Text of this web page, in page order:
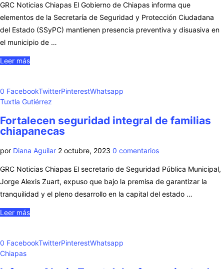
GRC Noticias Chiapas El Gobierno de Chiapas informa que
elementos de la Secretaría de Seguridad y Protección Ciudadana
del Estado (SSyPC) mantienen presencia preventiva y disuasiva en
el municipio de …
Leer más
0 FacebookTwitterPinterestWhatsapp
Tuxtla Gutiérrez
Fortalecen seguridad integral de familias
chiapanecas
por Diana Aguilar 2 octubre, 2023 0 comentarios
GRC Noticias Chiapas El secretario de Seguridad Pública Municipal,
Jorge Alexis Zuart, expuso que bajo la premisa de garantizar la
tranquilidad y el pleno desarrollo en la capital del estado …
Leer más
0 FacebookTwitterPinterestWhatsapp
Chiapas